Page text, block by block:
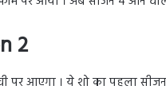
2
पर आएगा । ये शो का पहला